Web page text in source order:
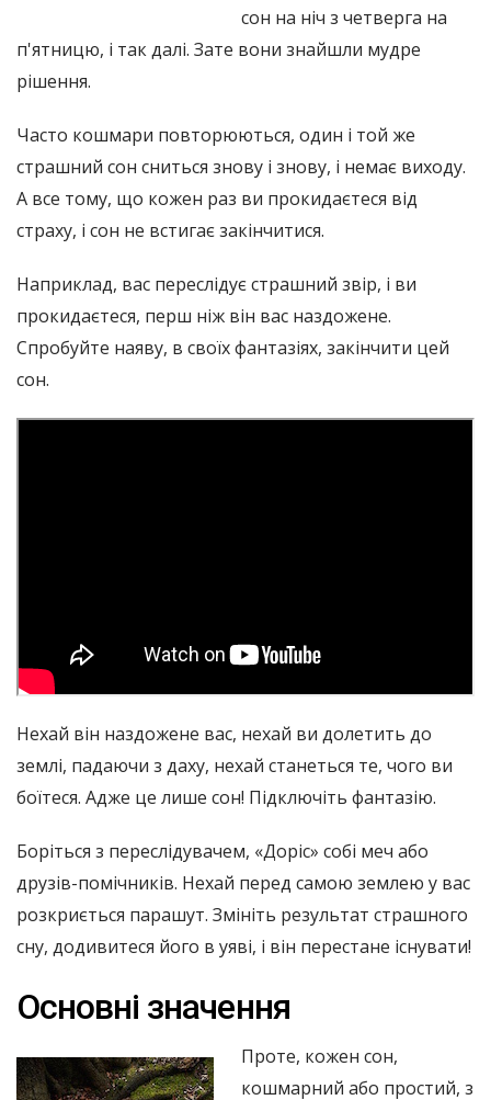
сон на ніч з четверга на
п'ятницю, і так далі. Зате вони знайшли мудре
рішення.
Часто кошмари повторюються, один і той же
страшний сон сниться знову і знову, і немає виходу.
А все тому, що кожен раз ви прокидаєтеся від
страху, і сон не встигає закінчитися.
Наприклад, вас переслідує страшний звір, і ви
прокидаєтеся, перш ніж він вас наздожене.
Спробуйте наяву, в своїх фантазіях, закінчити цей
сон.
Нехай він наздожене вас, нехай ви долетить до
землі, падаючи з даху, нехай станеться те, чого ви
боїтеся. Адже це лише сон! Підключіть фантазію.
Боріться з переслідувачем, «Доріс» собі меч або
друзів-помічників. Нехай перед самою землею у вас
розкриється парашут. Змініть результат страшного
сну, додивитеся його в уяві, і він перестане існувати!
Основні значення
Проте, кожен сон,
кошмарний або простий, з